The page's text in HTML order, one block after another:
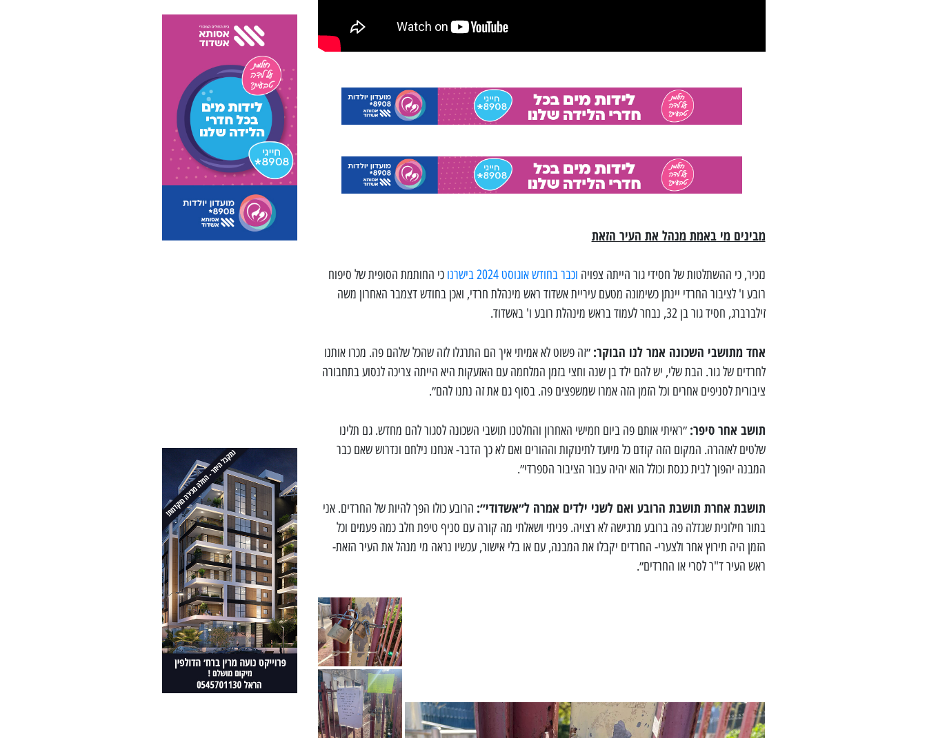
מבינים מי באמת מנהל את העיר הזאת
נזכיר, כי ההשתלטות של חסידי גור הייתה צפויה וכבר בחודש אוגוסט 2024 בישרנו
כי החותמת הסופית של סיפוח
רובע ו' לציבור החרדי יינתן כשימונה מטעם עיריית אשדוד ראש מינהלת חרדי, ואכן בחודש דצמבר האחרון משה
זילברברג, חסיד גור בן 32, נבחר לעמוד בראש מינהלת רובע ו' באשדוד.
אחד מתושבי השכונה אמר לנו הבוקר: ״זה פשוט לא אמיתי איך הם התרגלו לזה שהכל שלהם פה. מכרו אותנו
לחרדים של גור. הבת שלי, יש להם ילד בן שנה וחצי בזמן המלחמה עם האזעקות היא הייתה צריכה לנסוע בתחבורה
ציבורית לסניפים אחרים וכל הזמן הזה אמרו שמשפצים פה. בסוף גם את זה נתנו להם״.
תושב אחר סיפר: ״ראיתי אותם פה ביום חמישי האחרון והחלטנו תושבי השכונה לסגור להם מחדש. גם תלינו
שלטים לאזהרה. המקום הזה קודם כל מיועד לתינוקות וההורים ואם לא כך הדבר- אנחנו נילחם ונדרוש שאם כבר
המבנה יהפוך לבית כנסת וכולל הוא יהיה עבור הציבור הספרדי״.
תושבת אחרת תושבת הרובע ואם לשני ילדים אמרה ל״אשדודי״: הרובע כולו הפך להיות של החרדים. אני
בתור חילונית שגדלה פה ברובע מרגישה לא רצויה. פניתי ושאלתי מה קורה עם סניף טיפת חלב כמה פעמים וכל
הזמן היה תירוץ אחר ולצערי- החרדים יקבלו את המבנה, עם או בלי אישור, עכשיו נראה מי מנהל את העיר הזאת-
ראש העיר ד"ר לסרי או החרדים״.